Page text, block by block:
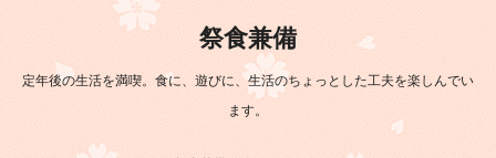
祭食兼備
定年後の生活を満喫。食に、遊びに、生活のちょっとした工夫を楽しんでい
ます。